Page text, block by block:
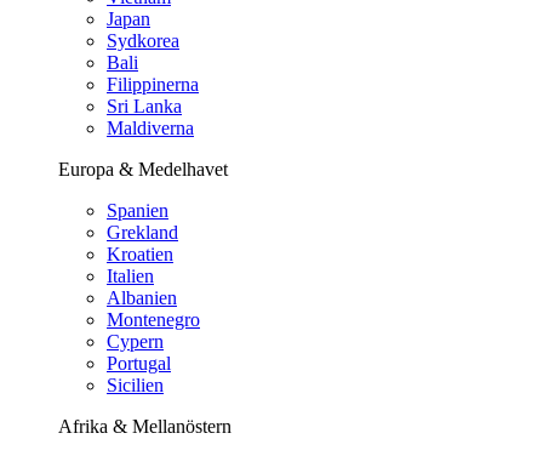
Japan
Sydkorea
Bali
Filippinerna
Sri Lanka
Maldiverna
Europa & Medelhavet
Spanien
Grekland
Kroatien
Italien
Albanien
Montenegro
Cypern
Portugal
Sicilien
Afrika & Mellanöstern